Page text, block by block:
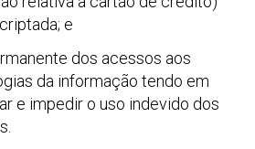
e
dos acessos aos
da informação tendo em
e impedir o uso indevido dos